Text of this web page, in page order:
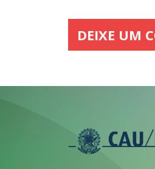
DEIXE UM